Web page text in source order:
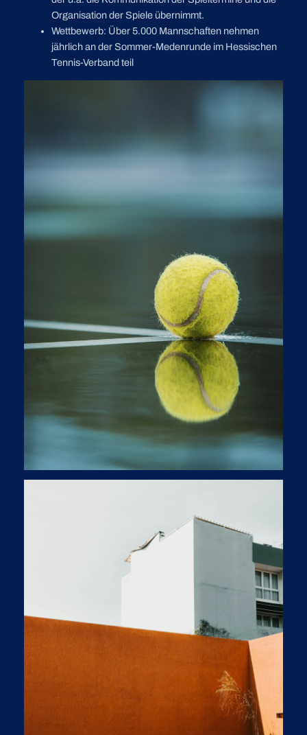
Organisation der Spiele übernimmt.
Wettbewerb: Über 5.000 Mannschaften nehmen
jährlich an der Sommer-Medenrunde im Hessischen
Tennis-Verband teil